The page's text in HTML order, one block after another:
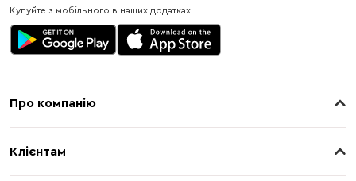
Купуйте з мобільного в наших додатках
Про компанію
Клієнтам